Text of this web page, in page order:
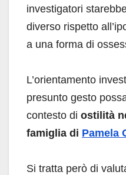
investigatori
diverso rispetto
a una forma di
L’orientamento
presunto gesto
contesto di ostilità
famiglia di Pamela
Si tratta però di